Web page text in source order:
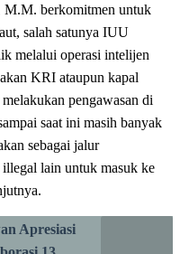
M.M. berkomitmen untuk
salah satunya IUU
melalui operasi intelijen
KRI ataupun kapal
pengawasan di
saat ini masih banyak
sebagai jalur
lain untuk masuk ke
Apresiasi